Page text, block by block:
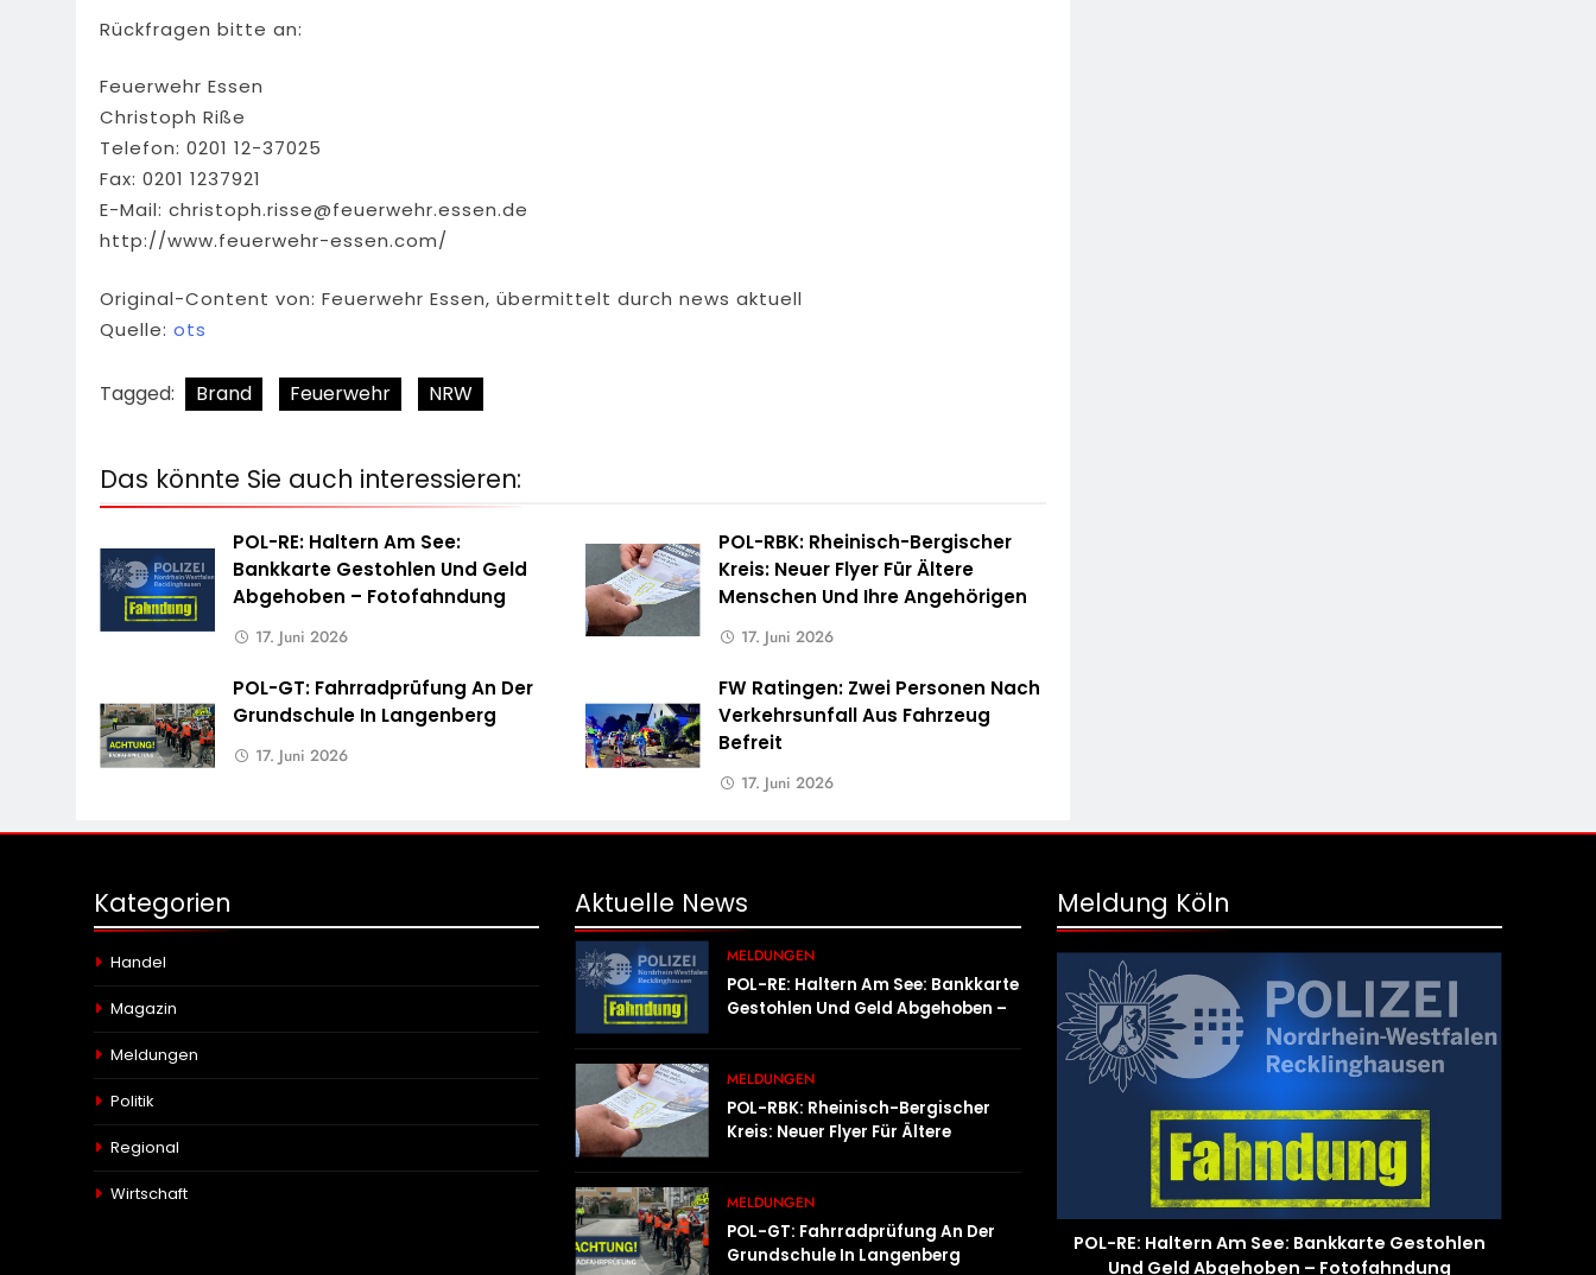
Rückfragen bitte an:
Feuerwehr Essen
Christoph Riße
Telefon: 0201 12-37025
Fax: 0201 1237921
E-Mail: christoph.risse@feuerwehr.essen.de
http://www.feuerwehr-essen.com/
Original-Content von: Feuerwehr Essen, übermittelt durch news aktuell
Quelle: ots
Tagged: Brand Feuerwehr NRW
Das könnte Sie auch interessieren:
POL-RE: Haltern Am See:
Bankkarte Gestohlen Und Geld
Abgehoben – Fotofahndung
17. Juni 2026
POL-RBK: Rheinisch-Bergischer
Kreis: Neuer Flyer Für Ältere
Menschen Und Ihre Angehörigen
17. Juni 2026
POL-GT: Fahrradprüfung An Der
Grundschule In Langenberg
17. Juni 2026
FW Ratingen: Zwei Personen Nach
Verkehrsunfall Aus Fahrzeug
Befreit
17. Juni 2026
Kategorien
Handel
Magazin
Meldungen
Politik
Regional
Wirtschaft
Aktuelle News
MELDUNGEN
POL-RE: Haltern Am See: Bankkarte
Gestohlen Und Geld Abgehoben –
MELDUNGEN
POL-RBK: Rheinisch-Bergischer
Kreis: Neuer Flyer Für Ältere
MELDUNGEN
POL-GT: Fahrradprüfung An Der
Grundschule In Langenberg
Meldung Köln
POL-RE: Haltern Am See: Bankkarte Gestohlen
Und Geld Abgehoben – Fotofahndung